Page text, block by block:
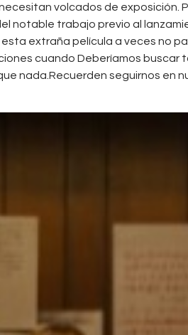
volcados de exposición.
notable trabajo previo al
extraña película a veces no
cuando Deberíamos buscar
nada.Recuerden seguirnos en